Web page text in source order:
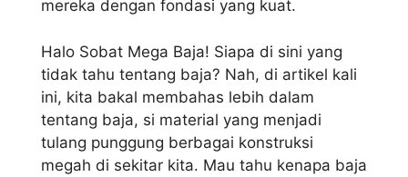
mereka dengan fondasi yang kuat.
Halo Sobat Mega Baja! Siapa di sini yang
tidak tahu tentang baja? Nah, di artikel kali
ini, kita bakal membahas lebih dalam
tentang baja, si material yang menjadi
tulang punggung berbagai konstruksi
megah di sekitar kita. Mau tahu kenapa baja